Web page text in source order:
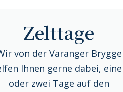
Zelttage
von der Varanger Brygge
Ihnen gerne dabei,
oder zwei Tage auf den